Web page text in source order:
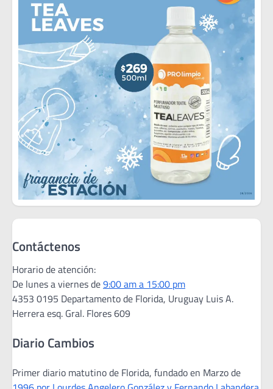
Contáctenos
Horario de atención:
De lunes a viernes de9:00 am a 15:00 pm
4353 0195 Departamento de Florida, Uruguay Luis A.
Herrera esq. Gral. Flores 609
Diario Cambios
Primer diario matutino de Florida, fundado en Marzo de